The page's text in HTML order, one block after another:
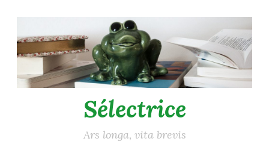
au
contenu
principal
Sélectrice
Ars longa, vita brevis